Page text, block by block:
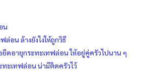
น
ล่อน ล้างยังไงให้ถูกวิธี
ยืดอายุกระทะเทฟล่อน ให้อยู่คู่ครัวไปนาน ๆ
ทะเทฟล่อน น่ามีติดครัวไว้